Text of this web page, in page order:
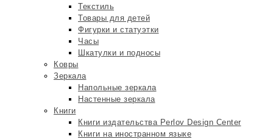
Текстиль
Товары для детей
Фигурки и статуэтки
Часы
Шкатулки и подносы
Ковры
Зеркала
Напольные зеркала
Настенные зеркала
Книги
Книги издательства Perlov Design Center
Книги на иностранном языке